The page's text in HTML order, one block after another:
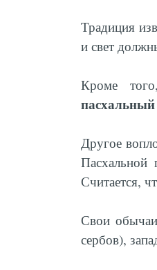
Традиция
и свет
Кроме
пасхальный
Другое
Пасхальной
Считается,
Свои
сербов),